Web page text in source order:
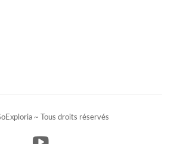
~ Tous droits réservés